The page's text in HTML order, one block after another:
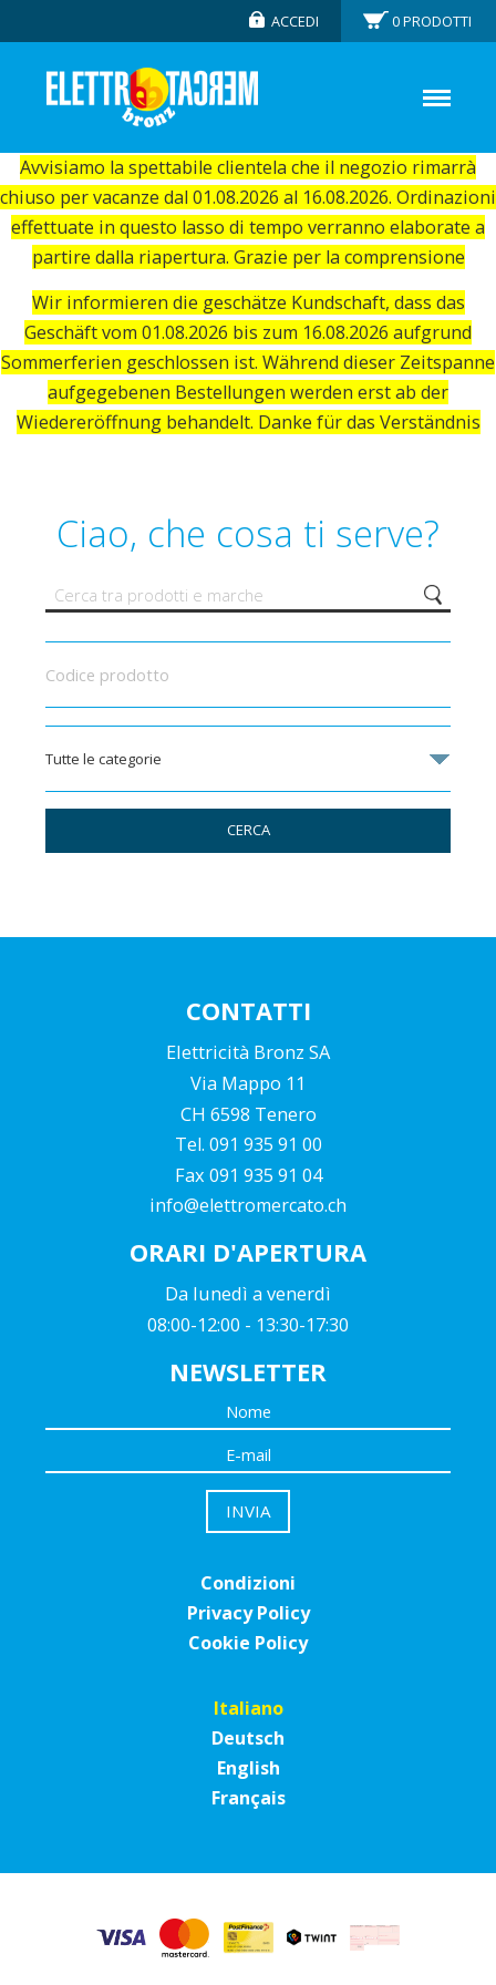
Avvisiamo la spettabile clientela che il negozio rimarrà
chiuso per vacanze dal 01.08.2026 al 16.08.2026. Ordinazioni
effettuate in questo lasso di tempo verranno elaborate a
partire dalla riapertura. Grazie per la comprensione
Wir informieren die geschätze Kundschaft, dass das
Geschäft vom 01.08.2026 bis zum 16.08.2026 aufgrund
Sommerferien geschlossen ist. Während dieser Zeitspanne
aufgegebenen Bestellungen werden erst ab der
Wiedereröffnung behandelt. Danke für das Verständnis
ACCEDI 0PRODOTTI
Ciao, che cosa ti serve?
CONTATTI
Elettricità Bronz SA
Via Mappo 11
CH 6598 Tenero
Tel. 091 935 91 00
Fax 091 935 91 04
info@elettromercato.ch
ORARI D'APERTURA
Da lunedì a venerdì
08:00-12:00 - 13:30-17:30
NEWSLETTER
Condizioni
Privacy Policy
Cookie Policy
Italiano
Deutsch
English
Français